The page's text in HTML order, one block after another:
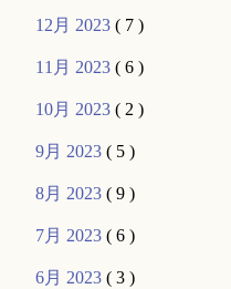
12月 2023( 7 )
11月 2023( 6 )
10月 2023( 2 )
9月 2023( 5 )
8月 2023( 9 )
7月 2023( 6 )
6月 2023( 3 )